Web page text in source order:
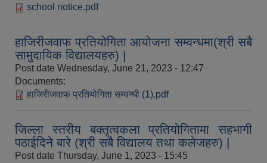
school notice.pdf
हाजिरीजवाफ प्रतियोगिता आयोजना सम्वन्धमा(श्री सबै
सामुदायिक विद्यालयहरु) |
Post date Wednesday, June 21, 2023 - 12:47
Documents:
हाजिरीजवाफ प्रतियोगिता सम्वन्धी (1).pdf
जिल्ला स्तरीय बक्तृत्वकला प्रतियोगितामा सहभागी
पठाईदिने बारे (श्री सबै विद्यालय तथा कलेजहरु) |
Post date Thursday, June 1, 2023 - 15:45